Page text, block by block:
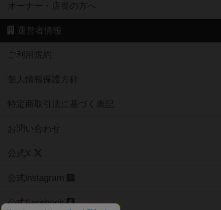
オーナー・店長の方へ
運営者情報
ご利用規約
個人情報保護方針
特定商取引法に基づく表記
お問い合わせ
公式X
公式instagram
公式Facebook